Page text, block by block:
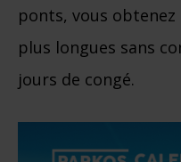
ponts, vous
plus longues sans
jours de congé.